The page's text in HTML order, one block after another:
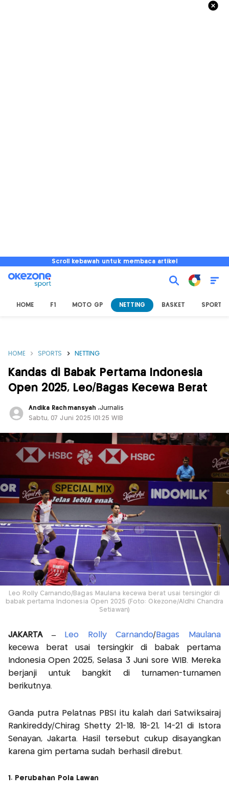
Scroll kebawah untuk membaca artikel
HOME F1 MOTO GP NETTING BASKET SPORT
HOME SPORTS NETTING
Kandas di Babak Pertama Indonesia
Open 2025, Leo/Bagas Kecewa Berat
Andika Rachmansyah ,Jurnalis
Sabtu, 07 Juni 2025 |01:25 WIB
Leo Rolly Carnando/Bagas Maulana kecewa berat usai tersingkir di
babak pertama Indonesia Open 2025 (Foto: Okezone/Aldhi Chandra
Setiawan)
JAKARTA – Leo Rolly Carnando/ Bagas Maulana
kecewa berat usai tersingkir di babak pertama
Indonesia Open 2025, Selasa 3 Juni sore WIB. Mereka
berjanji untuk bangkit di turnamen-turnamen
berikutnya.
Ganda putra Pelatnas PBSI itu kalah dari Satwiksairaj
Rankireddy/Chirag Shetty 21-18, 18-21, 14-21 di Istora
Senayan, Jakarta. Hasil tersebut cukup disayangkan
karena gim pertama sudah berhasil direbut.
1. Perubahan Pola Lawan